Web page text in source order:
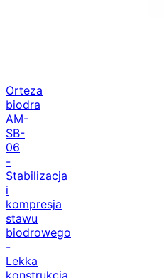
Orteza
biodra
AM-
SB-
06
-
Stabilizacja
i
kompresja
stawu
biodrowego
-
Lekka